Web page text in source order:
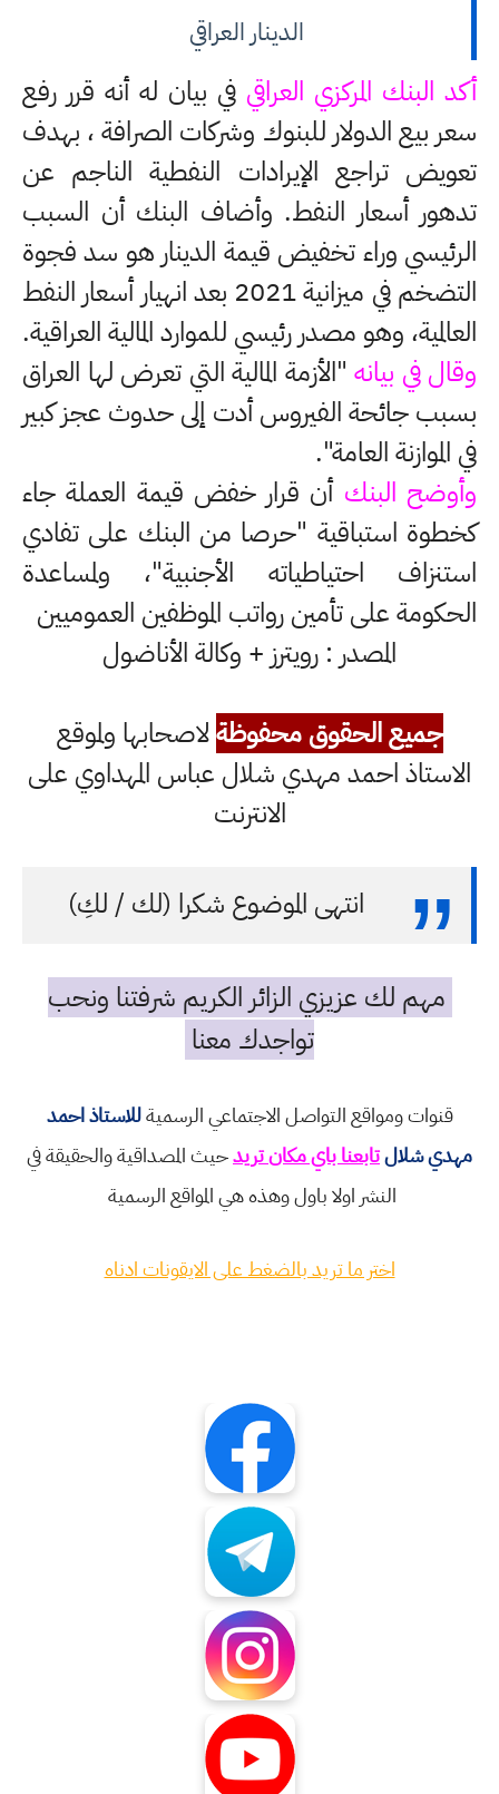
الدينار العراقي
أكد البنك المركزي العراقي في بيان له أنه قرر رفع
سعر بيع الدولار للبنوك وشركات الصرافة ، بهدف
تعويض تراجع الإيرادات النفطية الناجم عن
تدهور أسعار النفط. وأضاف البنك أن السبب
الرئيسي وراء تخفيض قيمة الدينار هو سد فجوة
التضخم في ميزانية 2021 بعد انهيار أسعار النفط
العالمية، وهو مصدر رئيسي للموارد المالية العراقية.
وقال في بيانه "الأزمة المالية التي تعرض لها العراق
بسبب جائحة الفيروس أدت إلى حدوث عجز كبير
في الموازنة العامة".
وأوضح البنك أن قرار خفض قيمة العملة جاء
كخطوة استباقية "حرصا من البنك على تفادي
استنزاف احتياطياته الأجنبية"، ولمساعدة
الحكومة على تأمين رواتب الموظفين العموميين
المصدر : رويترز + وكالة الأناضول
جميع الحقوق محفوظةلاصحابها ولموقع
الاستاذ احمد مهدي شلال عباس المهداوي على
الانترنت
انتهى الموضوع شكرا (لك / لكِ)
مهم لك عزيزي الزائر الكريم شرفتنا ونحب
تواجدك معنا
قنوات ومواقع التواصل الاجتماعي الرسميةللاستاذ احمد
مهدي شلالتابعنا باي مكان تريدحيث المصداقية والحقيقة في
النشر اولا باول وهذه هي المواقع الرسمية
اختر ما تريد بالضغط على الايقونات ادناه